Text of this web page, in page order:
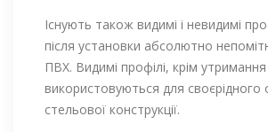
Існують також видимі і невидимі
після установки абсолютно
ПВХ. Видимі профілі, крім
використовуються для
стельової конструкції.